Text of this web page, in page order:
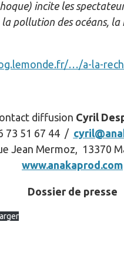
incite les
pollution des océans, la
…/a-la-
diffusion Cyril
73 51 67 44 /
Jean Mermoz, 13370
www.anakaprod.com
Dossier de presse